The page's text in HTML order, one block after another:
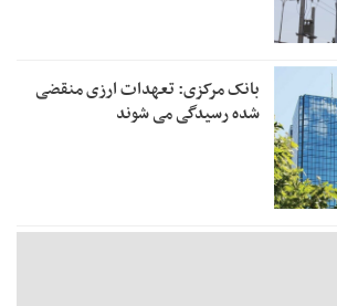
بانک مرکزی: تعهدات ارزی منقضی
شده رسیدگی می شوند